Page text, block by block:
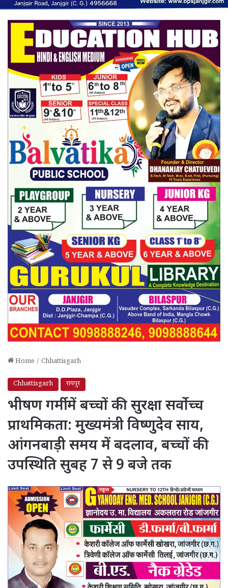
Home / Chhattisgarh
Chhattisgarh रायपुर
भीषण गर्मी में बच्चों की सुरक्षा सर्वोच्च
प्राथमिकता: मुख्यमंत्री विष्णुदेव साय,
आंगनबाड़ी समय में बदलाव, बच्चों की
उपस्थिति सुबह 7 से 9 बजे तक